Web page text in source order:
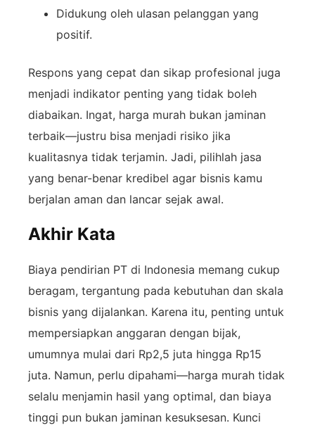
Didukung oleh ulasan pelanggan yang
positif.
Respons yang cepat dan sikap profesional juga
menjadi indikator penting yang tidak boleh
diabaikan. Ingat, harga murah bukan jaminan
terbaik—justru bisa menjadi risiko jika
kualitasnya tidak terjamin. Jadi, pilihlah jasa
yang benar-benar kredibel agar bisnis kamu
berjalan aman dan lancar sejak awal.
Akhir Kata
Biaya pendirian PT di Indonesia memang cukup
beragam, tergantung pada kebutuhan dan skala
bisnis yang dijalankan. Karena itu, penting untuk
mempersiapkan anggaran dengan bijak,
umumnya mulai dari Rp2,5 juta hingga Rp15
juta. Namun, perlu dipahami—harga murah tidak
selalu menjamin hasil yang optimal, dan biaya
tinggi pun bukan jaminan kesuksesan. Kunci